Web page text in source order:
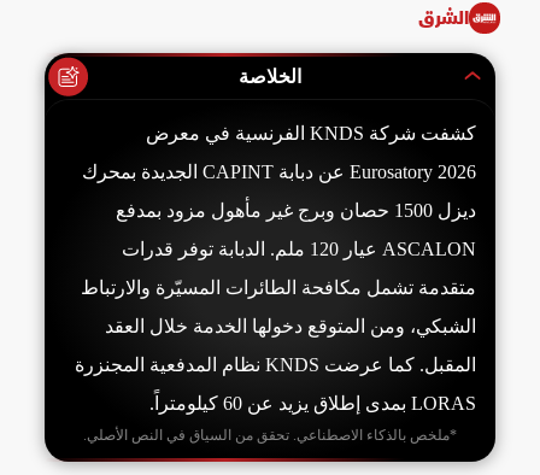
الشرق
الخلاصة
كشفت شركة KNDS الفرنسية في معرض
Eurosatory 2026 عن دبابة CAPINT الجديدة بمحرك
ديزل 1500 حصان وبرج غير مأهول مزود بمدفع
ASCALON عيار 120 ملم. الدبابة توفر قدرات
متقدمة تشمل مكافحة الطائرات المسيّرة والارتباط
الشبكي، ومن المتوقع دخولها الخدمة خلال العقد
المقبل. كما عرضت KNDS نظام المدفعية المجنزرة
LORAS بمدى إطلاق يزيد عن 60 كيلومتراً.
*ملخص بالذكاء الاصطناعي. تحقق من السياق في النص الأصلي.